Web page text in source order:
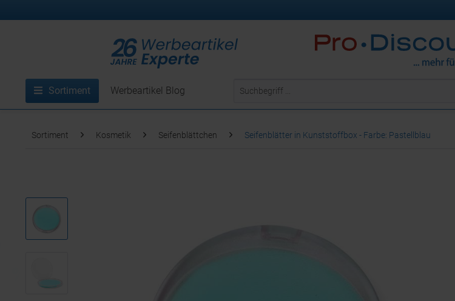
Sortiment Werbeartikel Blog
Sortiment Kosmetik Seifenblättchen Seifenblätter in Kunststoffbox - Farbe: Pastellblau